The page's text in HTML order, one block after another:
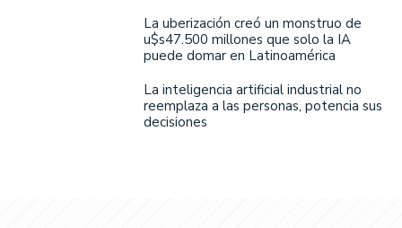
La uberización creó un monstruo de
u$s47.500 millones que solo la IA
puede domar en Latinoamérica
La inteligencia artificial industrial no
reemplaza a las personas, potencia sus
decisiones